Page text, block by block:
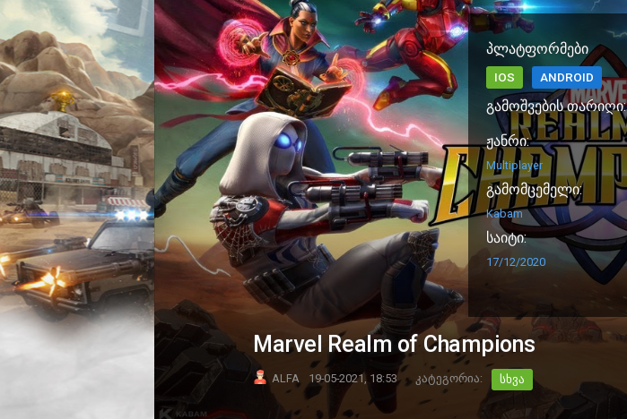
პლატფორმები
IOS ANDROID
გამოშვების თარიღი:
ჟანრი:
Multiplayer
გამომცემელი:
Kabam
საიტი:
17/12/2020
Marvel Realm of Champions
ALFA 19-05-2021, 18:53 კატეგორია: სხვა